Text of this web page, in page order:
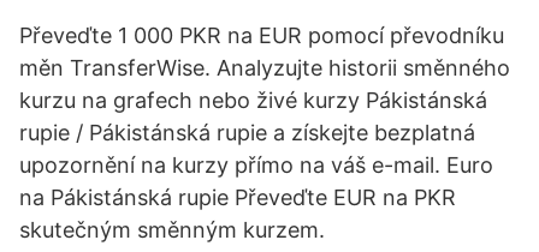
Převeďte 1 000 PKR na EUR pomocí převodníku
měn TransferWise. Analyzujte historii směnného
kurzu na grafech nebo živé kurzy Pákistánská
rupie / Pákistánská rupie a získejte bezplatná
upozornění na kurzy přímo na váš e-mail. Euro
na Pákistánská rupie Převeďte EUR na PKR
skutečným směnným kurzem.